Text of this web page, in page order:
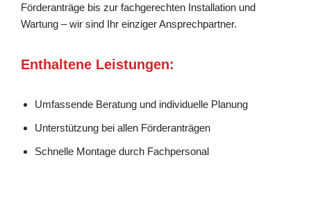
Förderanträge bis zur fachgerechten Installation und
Wartung – wir sind Ihr einziger Ansprechpartner.
Enthaltene Leistungen:
Umfassende Beratung und individuelle Planung
Unterstützung bei allen Förderanträgen
Schnelle Montage durch Fachpersonal